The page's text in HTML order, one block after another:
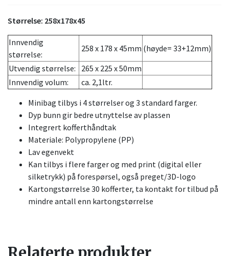
Størrelse: 258x178x45
Innvendig
størrelse:
258 x 178 x 45mm (høyde= 33+12mm)
Utvendig størrelse:
265 x 225 x 50mm
Innvendig volum:
ca. 2,1ltr.
Minibag tilbys i 4 størrelser og 3 standard farger.
Dyp bunn gir bedre utnyttelse av plassen
Integrert kofferthåndtak
Materiale: Polypropylene (PP)
Lav egenvekt
Kan tilbys i flere farger og med print (digital eller
silketrykk) på forespørsel, også preget/3D-logo
Kartongstørrelse 30 kofferter, ta kontakt for tilbud på
mindre antall enn kartongstørrelse